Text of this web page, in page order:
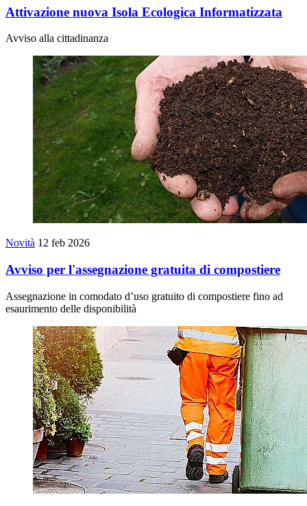
Attivazione nuova Isola Ecologica Informatizzata
Avviso alla cittadinanza
Novità 12 feb 2026
Avviso per l'assegnazione gratuita di compostiere
Assegnazione in comodato d’uso gratuito di compostiere fino ad
esaurimento delle disponibilità